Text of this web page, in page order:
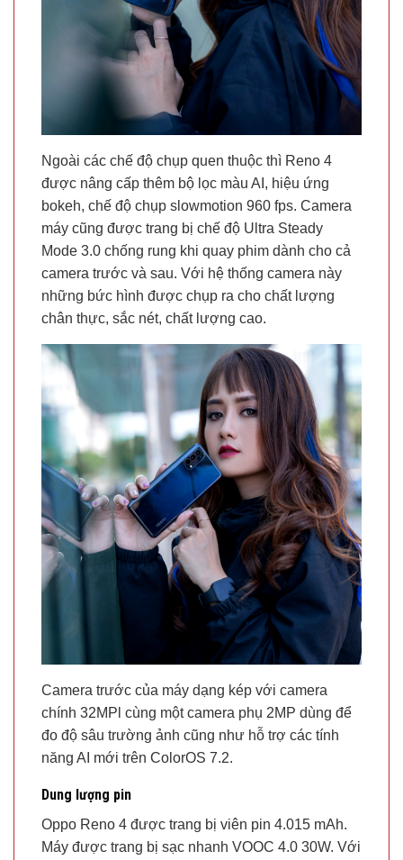
Ngoài các chế độ chụp quen thuộc thì Reno 4
được nâng cấp thêm bộ lọc màu AI, hiệu ứng
bokeh, chế độ chụp slowmotion 960 fps. Camera
máy cũng được trang bị chế độ Ultra Steady
Mode 3.0 chống rung khi quay phim dành cho cả
camera trước và sau. Với hệ thống camera này
những bức hình được chụp ra cho chất lượng
chân thực, sắc nét, chất lượng cao.
Camera trước của máy dạng kép với camera
chính 32MPl cùng một camera phụ 2MP dùng để
đo độ sâu trường ảnh cũng như hỗ trợ các tính
năng AI mới trên ColorOS 7.2.
Dung lượng pin
Oppo Reno 4 được trang bị viên pin 4.015 mAh.
Máy được trang bị sạc nhanh VOOC 4.0 30W. Với